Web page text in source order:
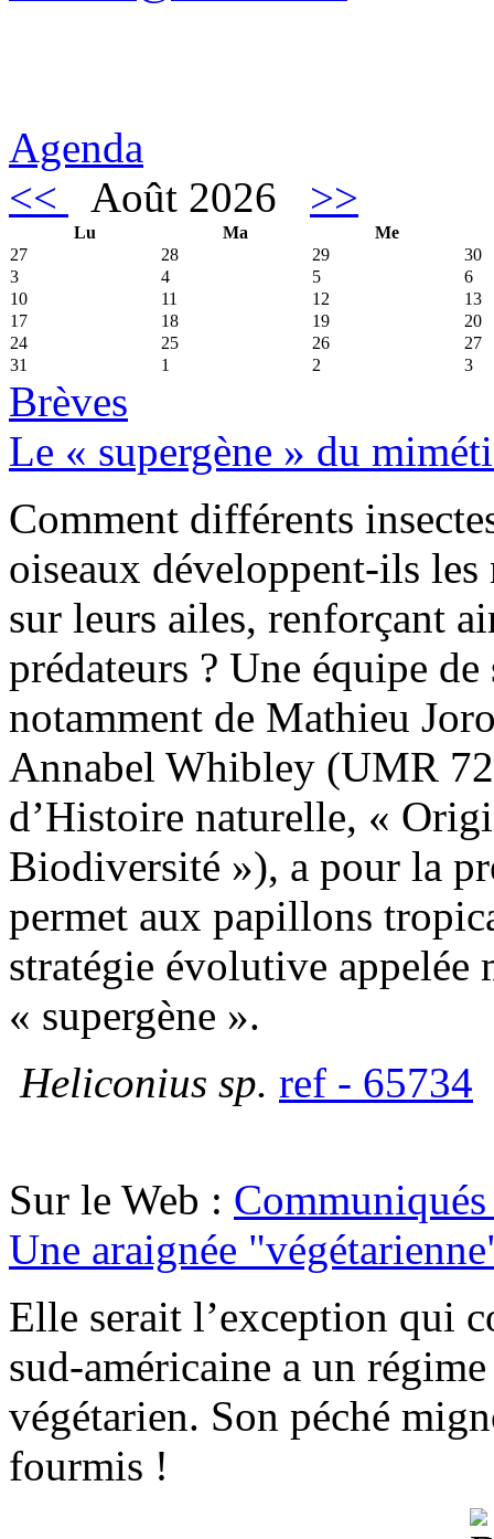
Agenda
<<
Août 2026 >>
Lu Ma
Me
27
28 29
30
3
4 5
6
10
11 12
13
17
18 19
20
24
25 26
27
31
1 2 3
Brèves
Le « supergène » du
Comment différents
oiseaux développent-ils les
sur leurs ailes, renforçant
prédateurs ? Une équipe
notamment de Mathieu
Annabel Whibley (UMR
d’Histoire naturelle, «
Biodiversité »), a pour la
permet aux papillons
stratégie évolutive
« supergène ».
Heliconius sp. ref - 65734
Sur le Web :
Une araignée
Elle serait l’exception qui
sud-américaine a un
végétarien. Son péché
fourmis !